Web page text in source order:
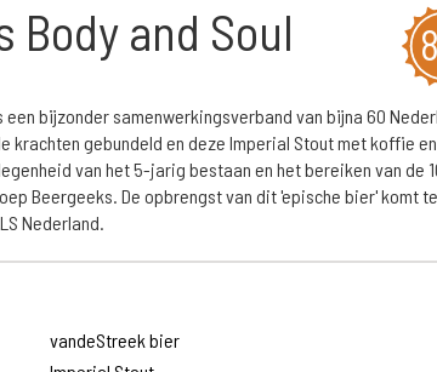
Body and Soul
een bijzonder samenwerkingsverband van bijna 60
krachten gebundeld en deze Imperial Stout met koffie en
van het 5-jarig bestaan en het bereiken van de
Beergeeks. De opbrengst van dit 'epische bier' komt
Nederland.
vandeStreek bier